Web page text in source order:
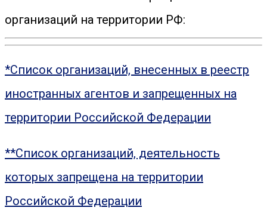
организаций на территории РФ:
*Список организаций, внесенных в реестр
иностранных агентов и запрещенных на
территории Российской Федерации
**Список организаций, деятельность
которых запрещена на территории
Российской Федерации